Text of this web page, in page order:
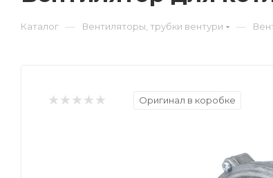
Каталог — Вентиляторы, трубки вентури —
Оригинал в коробке